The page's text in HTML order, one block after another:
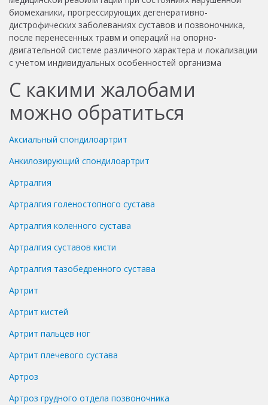
биомеханики, прогрессирующих дегенеративно-
дистрофических заболеваниях суставов и позвоночника,
после перенесенных травм и операций на опорно-
двигательной системе различного характера и локализации
с учетом индивидуальных особенностей организма
С какими жалобами
можно обратиться
Аксиальный спондилоартрит
Анкилозирующий спондилоартрит
Артралгия
Артралгия голеностопного сустава
Артралгия коленного сустава
Артралгия суставов кисти
Артралгия тазобедренного сустава
Артрит
Артрит кистей
Артрит пальцев ног
Артрит плечевого сустава
Артроз
Артроз грудного отдела позвоночника